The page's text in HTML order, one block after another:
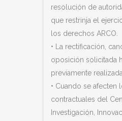
resolución de
que restrinja el
los derechos ARCO.
• La rectificación,
oposición solicitada
previamente
• Cuando se afecten
contractuales del
Investigación,